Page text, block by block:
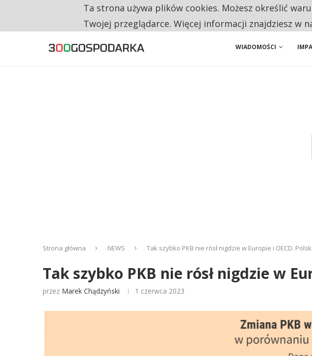
RESTRYKCJE CHIN UDERZAJĄ W EUROPEJSKI PRZEMYSŁ. NA LIŚCIE SĄ DWA
WIADOMOŚCI
Strona główna NEWS Tak szybko PKB nie rósł nigdzie w Europie i OECD.
Tak szybko PKB nie rósł nigdzie w
przez Marek Chądzyński 1 czerwca 2023
Ta strona używa plików cookies. Możesz określić
Twojej przeglądarce. Więcej informacji znajdziesz w